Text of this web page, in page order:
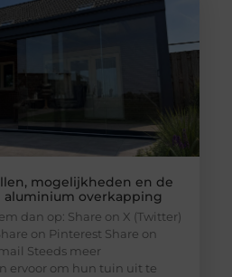
mogelijkheden en de
aluminium overkapping
dan op: Share on X (Twitter)
on Pinterest Share on
Steeds meer
ervoor om hun tuin uit te